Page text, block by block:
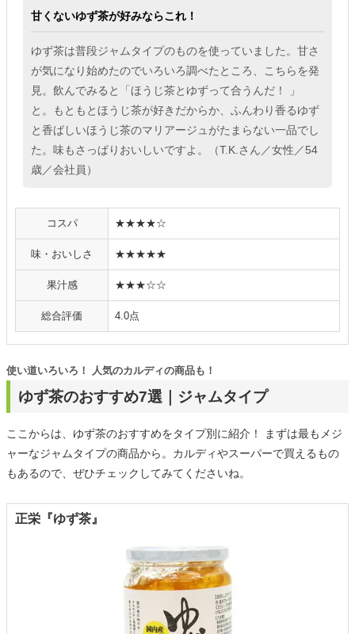
甘くないゆず茶が好みならこれ！
ゆず茶は普段ジャムタイプのものを使っていました。甘さ
が気になり始めたのでいろいろ調べたところ、こちらを発
見。飲んでみると「ほうじ茶とゆずって合うんだ！ 」
と。もともとほうじ茶が好きだからか、ふんわり香るゆず
と香ばしいほうじ茶のマリアージュがたまらない一品でし
た。味もさっぱりおいしいですよ。（T.K.さん／女性／54
歳／会社員）
コスパ ★★★★☆
味・おいしさ ★★★★★
果汁感 ★★★☆☆
総合評価 4.0点
ゆず茶のおすすめ7選｜ジャムタイプ
使い道いろいろ！ 人気のカルディの商品も！
ここからは、ゆず茶のおすすめをタイプ別に紹介！ まずは最もメジ
ャーなジャムタイプの商品から。カルディやスーパーで買えるもの
もあるので、ぜひチェックしてみてくださいね。
正栄『ゆず茶』